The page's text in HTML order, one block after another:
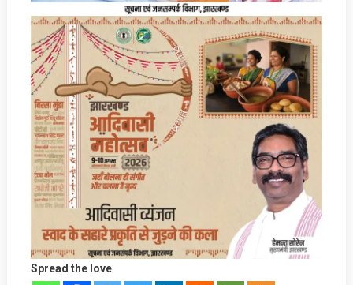
Spread the love